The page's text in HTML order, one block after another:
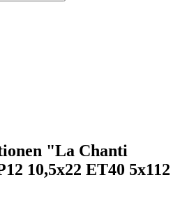
"La Chanti
10,5x22 ET40 5x112